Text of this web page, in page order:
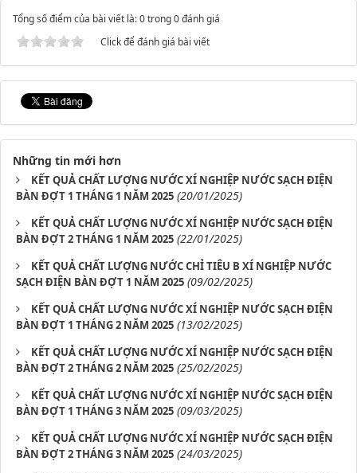
Tổng số điểm của bài viết là: 0 trong 0 đánh giá
Click để đánh giá bài viết
Những tin mới hơn
KẾT QUẢ CHẤT LƯỢNG NƯỚC XÍ NGHIỆP NƯỚC SẠCH ĐIỆN
BÀN ĐỢT 1 THÁNG 1 NĂM 2025 (20/01/2025)
KẾT QUẢ CHẤT LƯỢNG NƯỚC XÍ NGHIỆP NƯỚC SẠCH ĐIỆN
BÀN ĐỢT 2 THÁNG 1 NĂM 2025 (22/01/2025)
KẾT QUẢ CHẤT LƯỢNG NƯỚC CHỈ TIÊU B XÍ NGHIỆP NƯỚC
SẠCH ĐIỆN BÀN ĐỢT 1 NĂM 2025 (09/02/2025)
KẾT QUẢ CHẤT LƯỢNG NƯỚC XÍ NGHIỆP NƯỚC SẠCH ĐIỆN
BÀN ĐỢT 1 THÁNG 2 NĂM 2025 (13/02/2025)
KẾT QUẢ CHẤT LƯỢNG NƯỚC XÍ NGHIỆP NƯỚC SẠCH ĐIỆN
BÀN ĐỢT 2 THÁNG 2 NĂM 2025 (25/02/2025)
KẾT QUẢ CHẤT LƯỢNG NƯỚC XÍ NGHIỆP NƯỚC SẠCH ĐIỆN
BÀN ĐỢT 1 THÁNG 3 NĂM 2025 (09/03/2025)
KẾT QUẢ CHẤT LƯỢNG NƯỚC XÍ NGHIỆP NƯỚC SẠCH ĐIỆN
BÀN ĐỢT 2 THÁNG 3 NĂM 2025 (24/03/2025)